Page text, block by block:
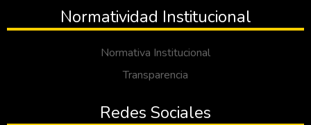
Normatividad Institucional
Normativa Institucional
Transparencia
Redes Sociales